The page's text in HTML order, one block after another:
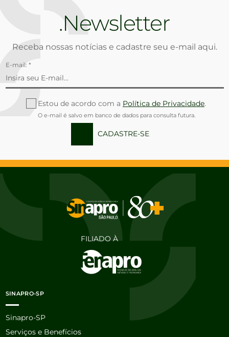
Newsletter
Receba nossas notícias e cadastre seu e-mail aqui.
E-mail: *
Estou de acordo com a Política de Privacidade.
O e-mail é salvo em banco de dados para consulta futura.
CADASTRE-SE
FILIADO À
SINAPRO-SP
Sinapro-SP
Serviços e Benefícios